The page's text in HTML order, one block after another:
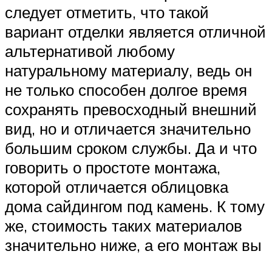
следует отметить, что такой
вариант отделки является отличной
альтернативой любому
натуральному материалу, ведь он
не только способен долгое время
сохранять превосходный внешний
вид, но и отличается значительно
большим сроком службы. Да и что
говорить о простоте монтажа,
которой отличается облицовка
дома сайдингом под камень. К тому
же, стоимость таких материалов
значительно ниже, а его монтаж вы